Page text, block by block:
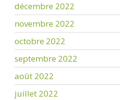
décembre 2022
novembre 2022
octobre 2022
septembre 2022
août 2022
juillet 2022